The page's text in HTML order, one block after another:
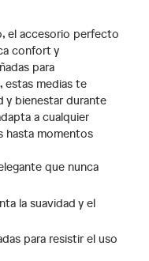
el accesorio perfecto
confort y
para
medias te
y bienestar durante
a cualquier
hasta momentos
que nunca
la suavidad y el
para resistir el uso